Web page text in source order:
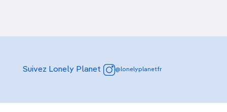
Suivez Lonely Planet @lonelyplanetfr